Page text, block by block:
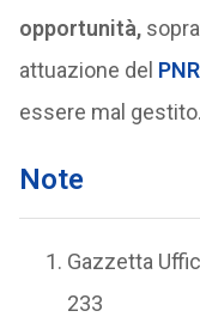
opportunità,
attuazione del
essere mal gestito.
Note
Gazzetta
233